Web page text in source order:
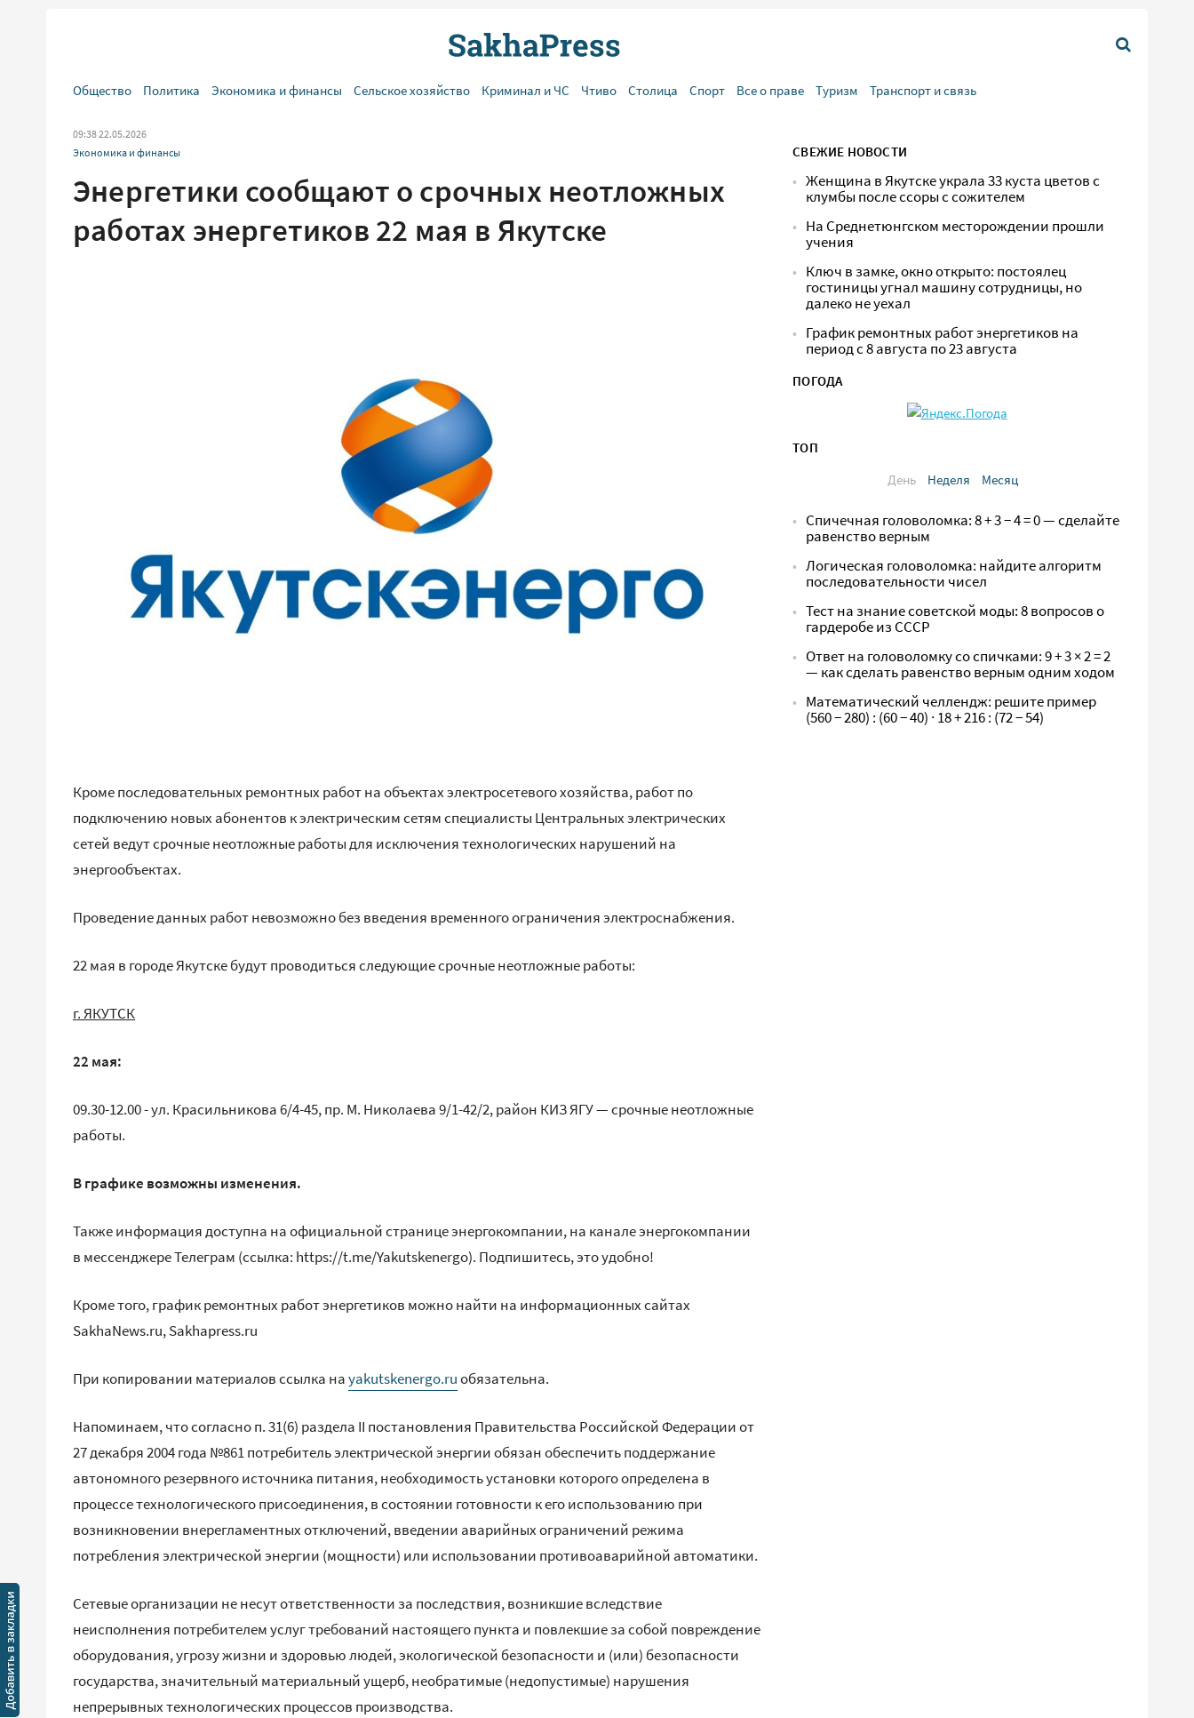
Общество Политика Экономика и финансы Сельское хозяйство Криминал и ЧС Чтиво Столица Спорт Все о праве Туризм Транспорт и связь
09:38 22.05.2026
Экономика и финансы
Энергетики сообщают о срочных неотложных
работах энергетиков 22 мая в Якутске
Кроме последовательных ремонтных работ на объектах электросетевого хозяйства, работ по
подключению новых абонентов к электрическим сетям специалисты Центральных электрических
сетей ведут срочные неотложные работы для исключения технологических нарушений на
энергообъектах.
Проведение данных работ невозможно без введения временного ограничения электроснабжения.
22 мая в городе Якутске будут проводиться следующие срочные неотложные работы:
г. ЯКУТСК
22 мая:
09.30-12.00 - ул. Красильникова 6/4-45, пр. М. Николаева 9/1-42/2, район КИЗ ЯГУ — срочные неотложные
работы.
В графике возможны изменения.
Также информация доступна на официальной странице энергокомпании, на канале энергокомпании
в мессенджере Телеграм (ссылка: https://t.me/Yakutskenergo). Подпишитесь, это удобно!
Кроме того, график ремонтных работ энергетиков можно найти на информационных сайтах
SakhaNews.ru, Sakhapress.ru
При копировании материалов ссылка наyakutskenergo.ruобязательна.
Напоминаем, что согласно п. 31(6) раздела II постановления Правительства Российской Федерации от
27 декабря 2004 года №861 потребитель электрической энергии обязан обеспечить поддержание
автономного резервного источника питания, необходимость установки которого определена в
процессе технологического присоединения, в состоянии готовности к его использованию при
возникновении внерегламентных отключений, введении аварийных ограничений режима
потребления электрической энергии (мощности) или использовании противоаварийной автоматики.
Сетевые организации не несут ответственности за последствия, возникшие вследствие
неисполнения потребителем услуг требований настоящего пункта и повлекшие за собой повреждение
оборудования, угрозу жизни и здоровью людей, экологической безопасности и (или) безопасности
государства, значительный материальный ущерб, необратимые (недопустимые) нарушения
непрерывных технологических процессов производства.
СВЕЖИЕ НОВОСТИ
Женщина в Якутске украла 33 куста цветов с
клумбы после ссоры с сожителем
На Среднетюнгском месторождении прошли
учения
Ключ в замке, окно открыто: постоялец
гостиницы угнал машину сотрудницы, но
далеко не уехал
График ремонтных работ энергетиков на
период с 8 августа по 23 августа
ПОГОДА
ТОП
День
Неделя Месяц
Спичечная головоломка: 8 + 3 − 4 = 0 — сделайте
равенство верным
Логическая головоломка: найдите алгоритм
последовательности чисел
Тест на знание советской моды: 8 вопросов о
гардеробе из СССР
Ответ на головоломку со спичками: 9 + 3 × 2 = 2
— как сделать равенство верным одним ходом
Математический челлендж: решите пример
(560 − 280) : (60 − 40) · 18 + 216 : (72 − 54)